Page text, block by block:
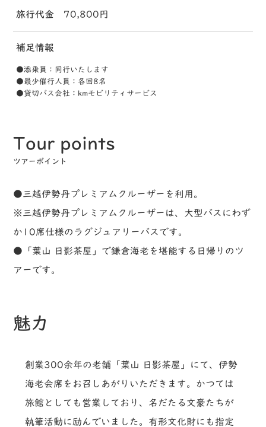
旅行代金 70,800円
補足情報
●添乗員：同行いたします
●最少催行人員：各回8名
●貸切バス会社：kmモビリティサービス
Tour points
ツアーポイント
●三越伊勢丹プレミアムクルーザーを利用。
※三越伊勢丹プレミアムクルーザーは、大型バスにわず
か10席仕様のラグジュアリーバスです。
●「葉山 日影茶屋」で鎌倉海老を堪能する日帰りのツ
アーです。
魅力
創業300余年の老舗「葉山 日影茶屋」にて、伊勢
海老会席をお召しあがりいただきます。かつては
旅館としても営業しており、名だたる文豪たちが
執筆活動に励んでいました。有形文化財にも指定